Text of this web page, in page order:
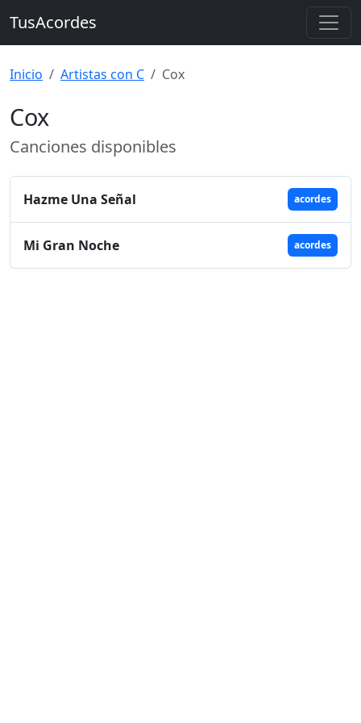
TusAcordes
Inicio Artistas con C Cox
Cox
Canciones disponibles
Hazme Una Señal acordes
Mi Gran Noche acordes